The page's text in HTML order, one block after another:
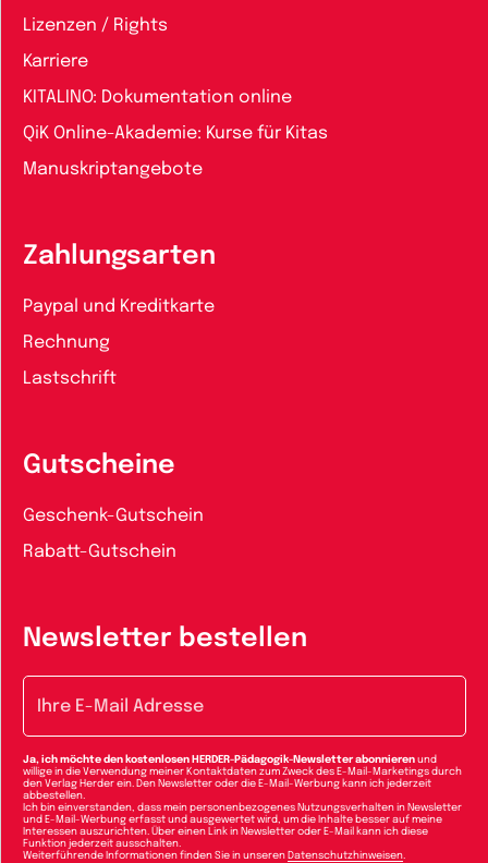
Lizenzen / Rights
Karriere
KITALINO: Dokumentation online
QiK Online-Akademie: Kurse für Kitas
Manuskriptangebote
Zahlungsarten
Paypal und Kreditkarte
Rechnung
Lastschrift
Gutscheine
Geschenk-Gutschein
Rabatt-Gutschein
Newsletter bestellen
Ja, ich möchte den kostenlosen HERDER-Pädagogik-Newsletter abonnieren und
willige in die Verwendung meiner Kontaktdaten zum Zweck des E-Mail-Marketings durch
den Verlag Herder ein. Den Newsletter oder die E-Mail-Werbung kann ich jederzeit
abbestellen.
Ich bin einverstanden, dass mein personenbezogenes Nutzungsverhalten in Newsletter
und E-Mail-Werbung erfasst und ausgewertet wird, um die Inhalte besser auf meine
Interessen auszurichten. Über einen Link in Newsletter oder E-Mail kann ich diese
Funktion jederzeit ausschalten.
Weiterführende Informationen finden Sie in unseren Datenschutzhinweisen.